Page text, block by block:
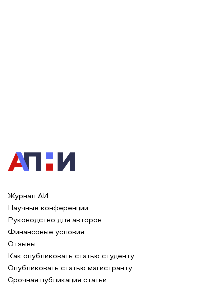
Журнал АИ
Научные конференции
Руководство для авторов
Финансовые условия
Отзывы
Как опубликовать статью студенту
Опубликовать статью магистранту
Срочная публикация статьи